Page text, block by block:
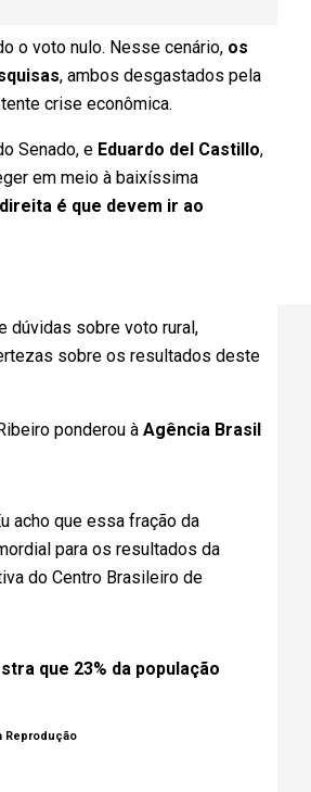
o voto nulo. Nesse cenário, os
, ambos desgastados pela
crise econômica.
Senado, e Eduardo del Castillo,
em meio à baixíssima
é que devem ir ao
dúvidas sobre voto rural,
sobre os resultados deste
ponderou à Agência Brasil
acho que essa fração da
para os resultados da
do Centro Brasileiro de
que 23% da população
Reprodução